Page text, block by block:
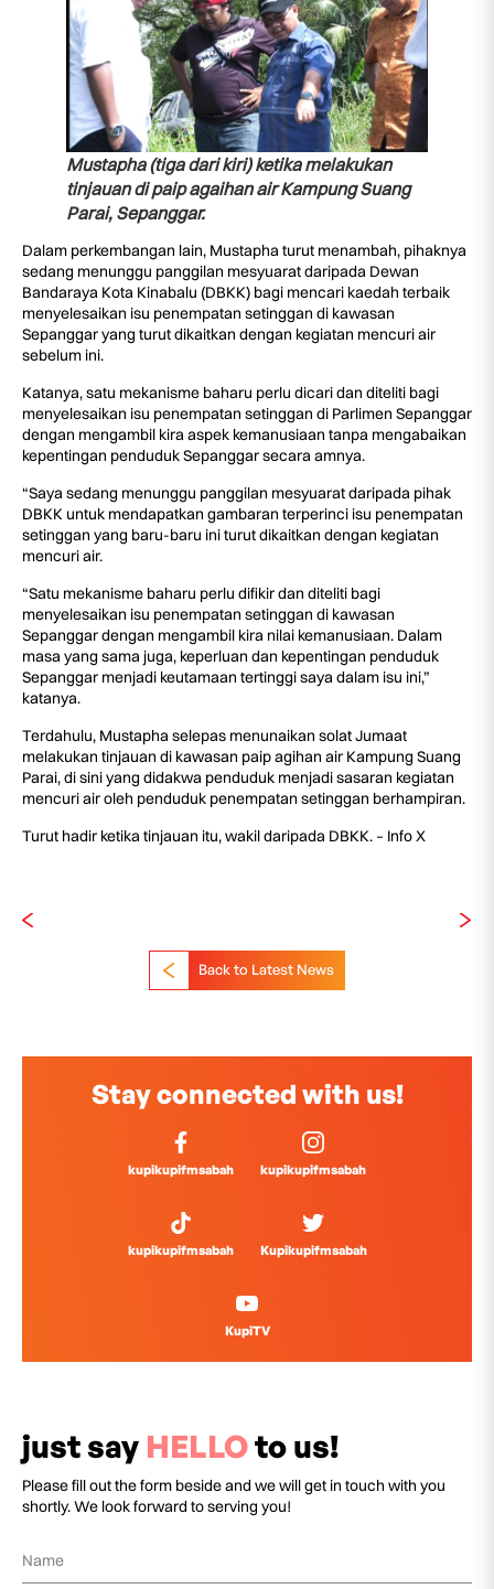
Mustapha (tiga dari kiri) ketika melakukan
tinjauan di paip agaihan air Kampung Suang
Parai, Sepanggar.
Dalam perkembangan lain, Mustapha turut menambah, pihaknya
sedang menunggu panggilan mesyuarat daripada Dewan
Bandaraya Kota Kinabalu (DBKK) bagi mencari kaedah terbaik
menyelesaikan isu penempatan setinggan di kawasan
Sepanggar yang turut dikaitkan dengan kegiatan mencuri air
sebelum ini.
Katanya, satu mekanisme baharu perlu dicari dan diteliti bagi
menyelesaikan isu penempatan setinggan di Parlimen Sepanggar
dengan mengambil kira aspek kemanusiaan tanpa mengabaikan
kepentingan penduduk Sepanggar secara amnya.
“Saya sedang menunggu panggilan mesyuarat daripada pihak
DBKK untuk mendapatkan gambaran terperinci isu penempatan
setinggan yang baru-baru ini turut dikaitkan dengan kegiatan
mencuri air.
“Satu mekanisme baharu perlu difikir dan diteliti bagi
menyelesaikan isu penempatan setinggan di kawasan
Sepanggar dengan mengambil kira nilai kemanusiaan. Dalam
masa yang sama juga, keperluan dan kepentingan penduduk
Sepanggar menjadi keutamaan tertinggi saya dalam isu ini,”
katanya.
Terdahulu, Mustapha selepas menunaikan solat Jumaat
melakukan tinjauan di kawasan paip agihan air Kampung Suang
Parai, di sini yang didakwa penduduk menjadi sasaran kegiatan
mencuri air oleh penduduk penempatan setinggan berhampiran.
Turut hadir ketika tinjauan itu, wakil daripada DBKK. – Info X
Back to Latest News
Stay connected with us!
kupikupifmsabah kupikupifmsabah
kupikupifmsabah Kupikupifmsabah
KupiTV
just say HELLOto us!
Please fill out the form beside and we will get in touch with you
shortly. We look forward to serving you!